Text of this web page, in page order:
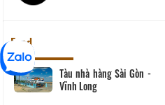
Food
Nhà hàng Hương Sen